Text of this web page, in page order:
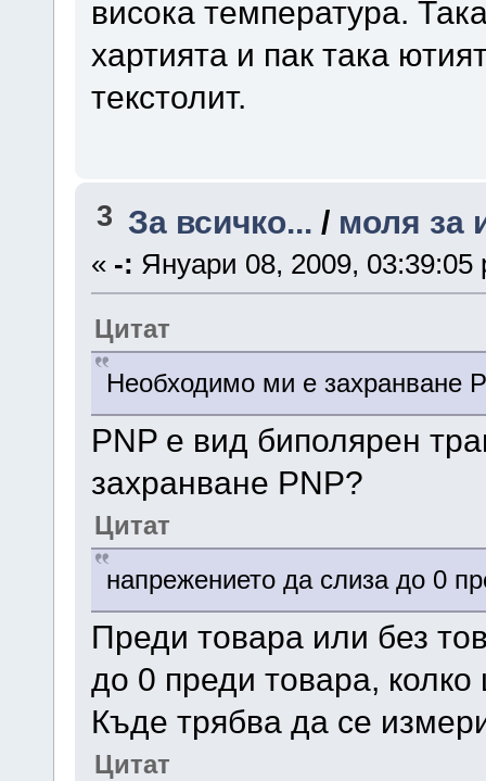
висока температура.
хартията и пак така
текстолит.
3 За всичко... / моля за
« -: Януари 08, 2009, 03:39:05
Цитат
Необходимо ми е захранване
PNP е вид биполярен
захранване PNP?
Цитат
напрежението да слиза до 0
Преди товара или без
до 0 преди товара,
Къде трябва да се
Цитат